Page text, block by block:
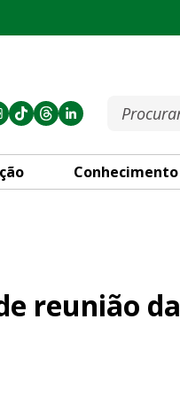
Conhecimento
reunião da